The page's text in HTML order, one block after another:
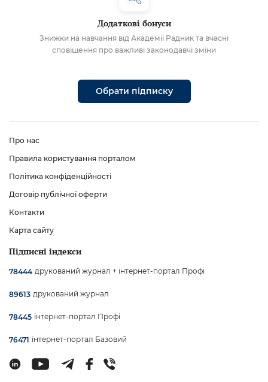
Додаткові бонуси
Знижки на навчання від Академії Радник та вчасні
сповіщення про важливі законодавчі зміни
Обрати підписку
Про нас
Правила користування порталом
Політика конфіденційності
Договір публічної оферти
Контакти
Карта сайту
Підписні індекси
78444 друкований журнал + інтернет-портал Профі
89613 друкований журнал
78445 інтернет-портал Профі
76471 інтернет-портал Базовий